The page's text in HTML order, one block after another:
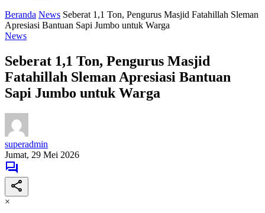
Beranda News Seberat 1,1 Ton, Pengurus Masjid Fatahillah Sleman
Apresiasi Bantuan Sapi Jumbo untuk Warga
News
Seberat 1,1 Ton, Pengurus Masjid
Fatahillah Sleman Apresiasi Bantuan
Sapi Jumbo untuk Warga
superadmin
Jumat, 29 Mei 2026
×